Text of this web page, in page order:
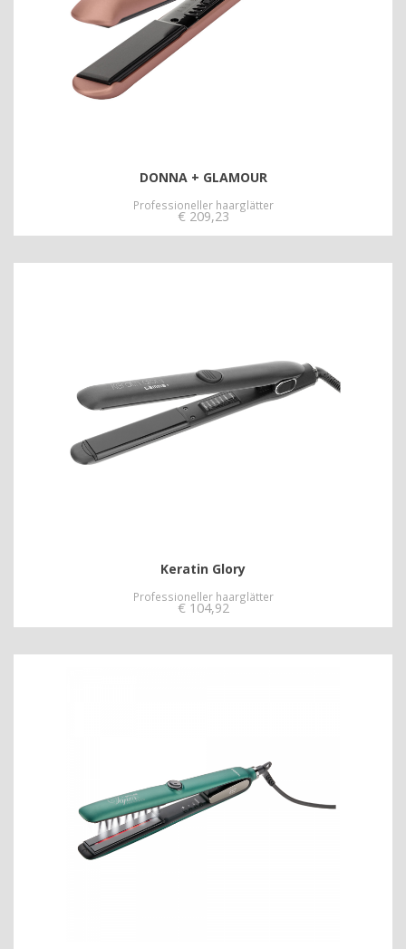
DONNA + GLAMOUR
Professioneller haarglätter
€ 209,23
Keratin Glory
Professioneller haarglätter
€ 104,92